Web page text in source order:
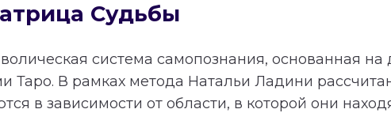
Судьбы
система самопознания, основанная на
Таро. В рамках метода Натальи Ладини
в зависимости от области, в которой они